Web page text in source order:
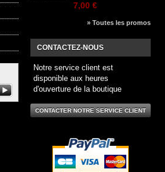
7,00 €
» Toutes les promos
CONTACTEZ-NOUS
Notre service client est
disponible aux heures
d'ouverture de la boutique
CONTACTER NOTRE SERVICE CLIENT